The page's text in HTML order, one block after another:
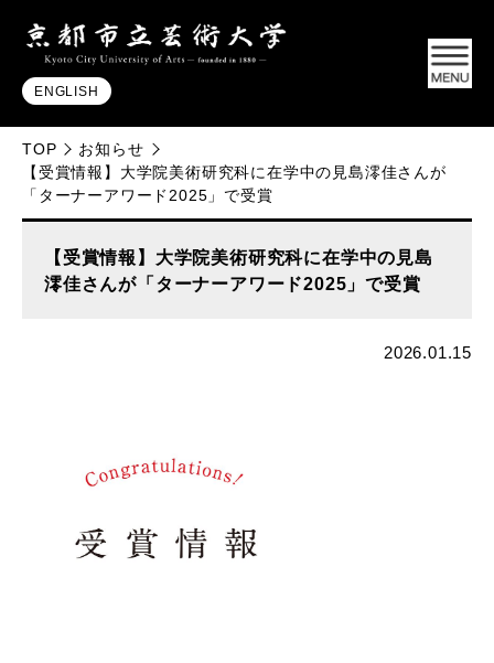
ENGLISH
TOP
お知らせ
【受賞情報】大学院美術研究科に在学中の見島澪佳さんが
「ターナーアワード2025」で受賞
【受賞情報】大学院美術研究科に在学中の見島
澪佳さんが「ターナーアワード2025」で受賞
2026.01.15